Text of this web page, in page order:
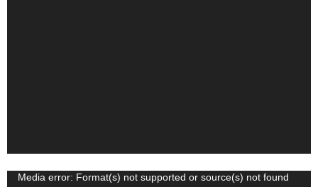
Tocador
Media error: Format(s) not supported or source(s) not found